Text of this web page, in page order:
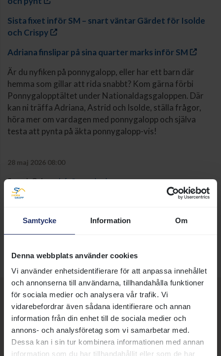
Samtycke Information Om
Denna webbplats använder cookies
Vi använder enhetsidentifierare för att anpassa innehållet
och annonserna till användarna, tillhandahålla funktioner
för sociala medier och analysera vår trafik. Vi
vidarebefordrar även sådana identifierare och annan
information från din enhet till de sociala medier och
annons- och analysföretag som vi samarbetar med.
Dessa kan i sin tur kombinera informationen med annan
information som du har tillhandahållit eller som de har
Sista fixet inför SM – snart väntar Gärdet för Isolde
och Crispy
Adriana finslipar på sina quarter marks inför SM
Är du nyfiken på ponnygalopp, eller har ett barn där
hemma som gillar att rida snabbt? Kom gärna förbi
Ponnygalopptältet under Nationaldagsgaloppen. Där
kan ni träffa Adriana, Astrid och Isolde, ställa frågor,
höra mer om vardagen med ponnygalopp och själva
testa att pynta på äkta ponnygalopp-vis!
28 maj 2026 08:00
Svensk Galopp:info@svenskgalopp.se
Taggar:
Fler nyheter, artiklar och
annonser